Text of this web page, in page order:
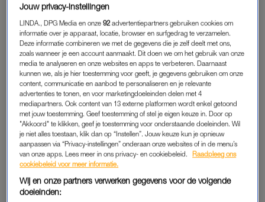
LEES VERDER MET
PREMIUM
Krijg onbeperkt toegang tot alle
artikelen
Lees LINDA.magazine online
Geniet van te gekke winacties en
lekkere puzzels
Maandelijks opzegbaar
Jouw privacy-instellingen
LINDA., DPG Media en onze92 advertentiepartners gebruiken cookies om
informatie over je apparaat, locatie, browser en surfgedrag te verzamelen.
Deze informatie combineren we met de gegevens die je zelf deelt met ons,
zoals wanneer je een account aanmaakt. Dit doen we om het gebruik van onze
media te analyseren en onze websites en apps te verbeteren. Daarnaast
kunnen we, als je hier toestemming voor geeft, je gegevens gebruiken om onze
content, communicatie en aanbod te personaliseren en je relevante
advertenties te tonen, en voor marketingdoeleinden delen met 4
mediapartners. Ook content van 13 externe platformen wordt enkel getoond
met jouw toestemming. Geef toestemming of stel je eigen keuze in. Door op
"Akkoord" te klikken, geef je toestemming voor onderstaande doeleinden. Wil
je niet alles toestaan, klik dan op “Instellen”. Jouw keuze kun je opnieuw
aanpassen via “Privacy-instellingen” onderaan onze websites of in de menu’s
van onze apps. Lees meer in ons privacy- en cookiebeleid.
Raadpleeg ons
cookiebeleid voor meer informatie.
Wij en onze partners verwerken gegevens voor de volgende
doeleinden: